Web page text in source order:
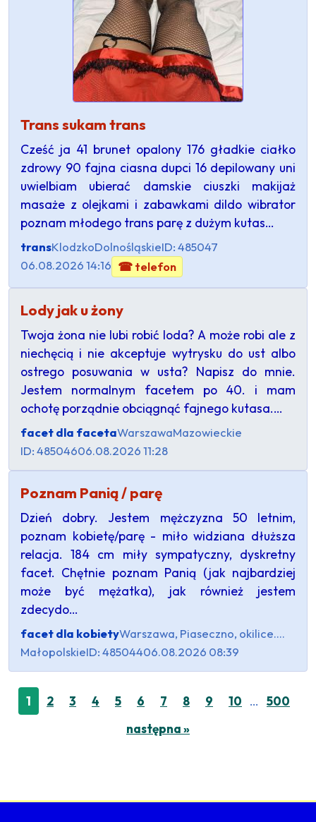
Trans sukam trans
Cześć ja 41 brunet opalony 176 gładkie ciałko
zdrowy 90 fajna ciasna dupci 16 depilowany uni
uwielbiam ubierać damskie ciuszki makijaż
masaże z olejkami i zabawkami dildo wibrator
poznam młodego trans parę z dużym kutas…
transKlodzkoDolnośląskieID: 485047
06.08.2026 14:16 ☎ telefon
Lody jak u żony
Twoja żona nie lubi robić loda? A może robi ale z
niechęcią i nie akceptuje wytrysku do ust albo
ostrego posuwania w usta? Napisz do mnie.
Jestem normalnym facetem po 40. i mam
ochotę porządnie obciągnąć fajnego kutasa.…
facet dla facetaWarszawaMazowieckie
ID: 48504606.08.2026 11:28
Poznam Panią / parę
Dzień dobry. Jestem mężczyzna 50 letnim,
poznam kobietę/parę - miło widziana dłuższa
relacja. 184 cm miły sympatyczny, dyskretny
facet. Chętnie poznam Panią (jak najbardziej
może być mężatka), jak również jestem
zdecydo…
facet dla kobietyWarszawa, Piaseczno, okilice....
MałopolskieID: 48504406.08.2026 08:39
1 2 3 4 5 6 7 8 9 10 …
500
następna »